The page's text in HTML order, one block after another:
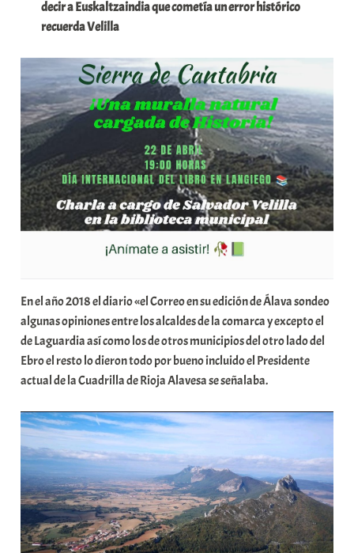
decir a Euskaltzaindia que cometía un error histórico
recuerda Velilla
En el año 2018 el diario «el Correo en su edición de Álava sondeo
algunas opiniones entre los alcaldes de la comarca y excepto el
de Laguardia así como los de otros municipios del otro lado del
Ebro el resto lo dieron todo por bueno incluido el Presidente
actual de la Cuadrilla de Rioja Alavesa se señalaba.